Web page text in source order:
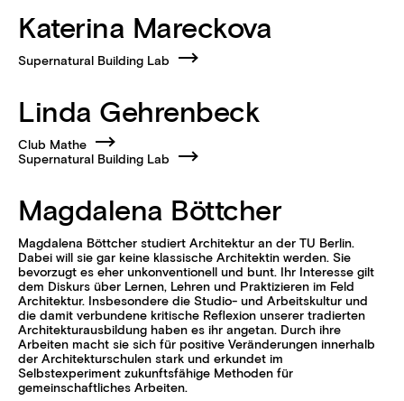
Katerina Mareckova
Supernatural Building Lab
Linda Gehrenbeck
Club Mathe
Supernatural Building Lab
Magdalena Böttcher
Magdalena Böttcher studiert Architektur an der TU Berlin.
Dabei will sie gar keine klassische Architektin werden. Sie
bevorzugt es eher unkonventionell und bunt. Ihr Interesse gilt
dem Diskurs über Lernen, Lehren und Praktizieren im Feld
Architektur. Insbesondere die Studio- und Arbeitskultur und
die damit verbundene kritische Reflexion unserer tradierten
Architekturausbildung haben es ihr angetan. Durch ihre
Arbeiten macht sie sich für positive Veränderungen in­nerhalb
der Architekturschulen stark und erkundet im
Selbstexperiment zukunftsfähige Methoden für
gemeinschaftliches Arbeiten.